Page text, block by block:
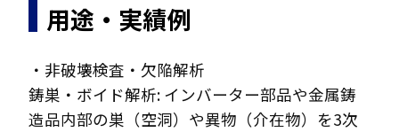
用途・実績例
・非破壊検査・欠陥解析
鋳巣・ボイド解析: インバーター部品や金属鋳
造品内部の巣（空洞）や異物（介在物）を3次